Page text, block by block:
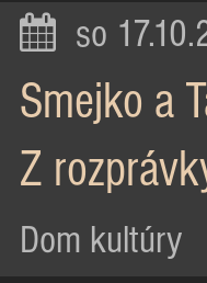
so
Smejko a
Z
Dom kultúry